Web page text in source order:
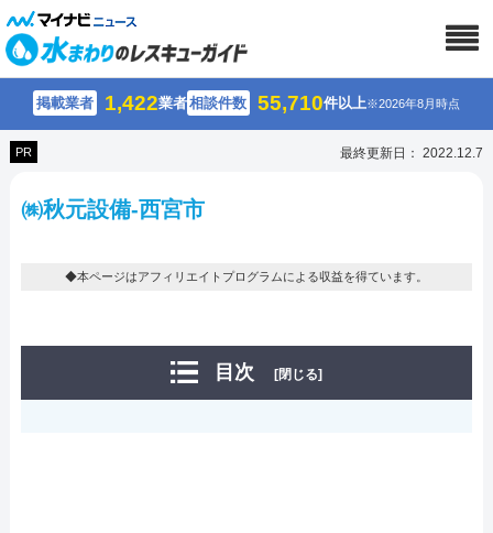
掲載業者 1,422業者相談件数 55,710件以上※2026年8月時点
PR 最終更新日： 2022.12.7
㈱秋元設備-西宮市
◆本ページはアフィリエイトプログラムによる収益を得ています。
目次 [閉じる]